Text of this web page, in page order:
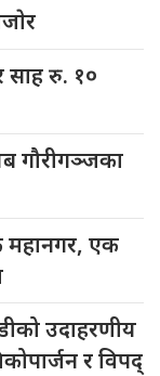
रु. १०
गौरीगञ्जका
महानगर, एक
उदाहरणीय
र विपद्